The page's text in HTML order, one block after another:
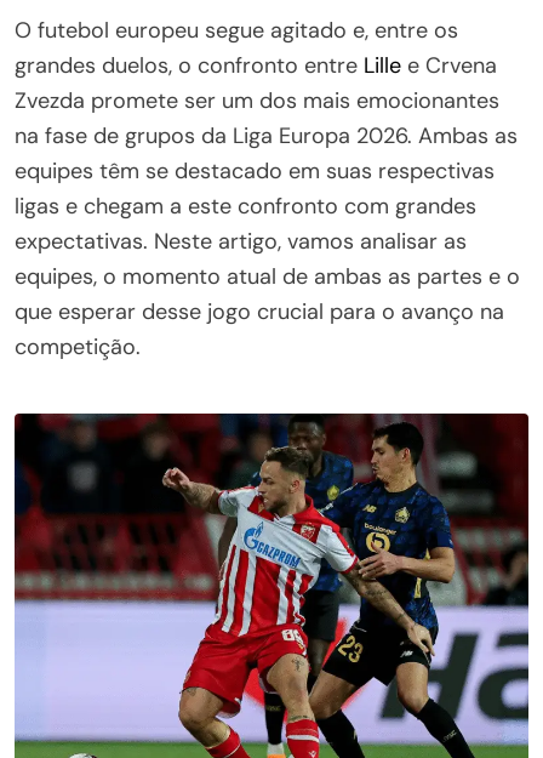
O futebol europeu segue agitado e, entre os
grandes duelos, o confronto entre Lille e Crvena
Zvezda promete ser um dos mais emocionantes
na fase de grupos da Liga Europa 2026. Ambas as
equipes têm se destacado em suas respectivas
ligas e chegam a este confronto com grandes
expectativas. Neste artigo, vamos analisar as
equipes, o momento atual de ambas as partes e o
que esperar desse jogo crucial para o avanço na
competição.